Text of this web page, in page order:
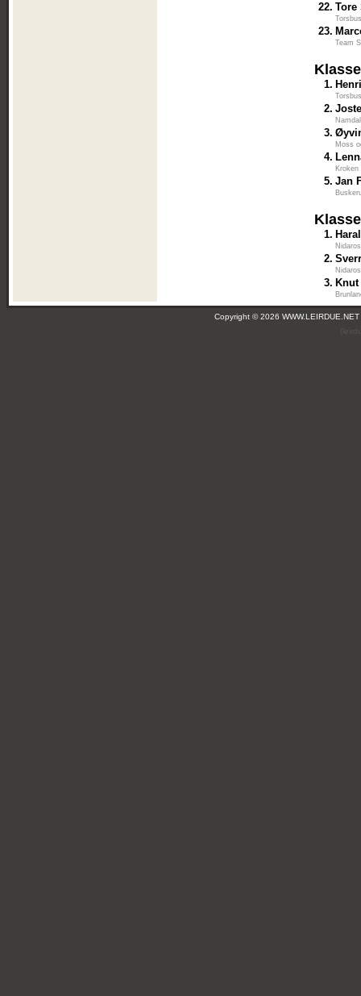
22. Tore
23.
Team
1.
2.
3.
Moss
4.
5. Jan
1.
2.
3.
Copyright © 2026